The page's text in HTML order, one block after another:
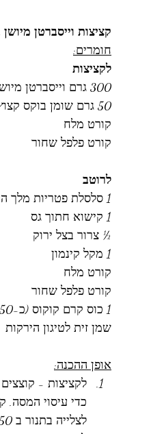
קציצות וייסברטן
חומרים:
לקציצות
300 גרם וייסברטן מיושן קצוץ דק או טחון גס
50 גרם שומן בוקס קצוץ ממרעה גולן (או 15% שומן ממשקל הבשר)
קורט מלח
קורט פלפל שחור
לרוטב
1 סלסלת פטריות מלך היער כרמלים
1 קישוא חתוך גס
½ צרור בצל ירוק
1 מקל קינמון
קורט מלח
קורט פלפל שחור
1 כוס קרם קוקוס (כ-250 מל')
שמן זית לטיגון הירקות
אופן ההכנה:
לקציצות -
כדי עיסוי המסה.